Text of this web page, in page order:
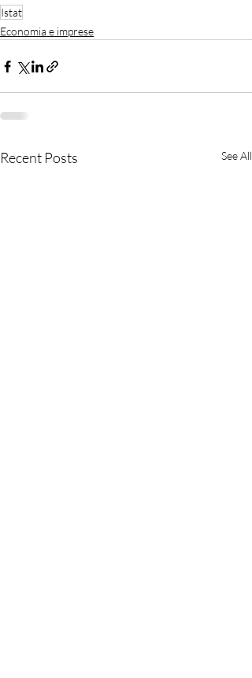
Istat
Economia e imprese
Recent Posts See All